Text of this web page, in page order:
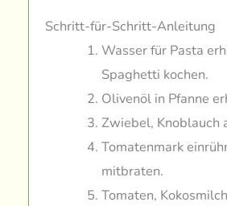
Schritt-für-Schritt-Anleitung
Wasser für Pasta
Spaghetti kochen.
Olivenöl in Pfanne
Zwiebel, Knoblauch
Tomatenmark
mitbraten.
Tomaten,